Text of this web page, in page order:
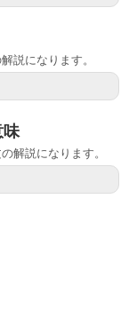
説になります。
味
解説になります。